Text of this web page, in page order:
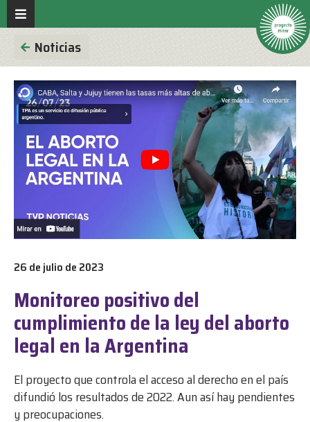
Noticias
26 de julio de 2023
Monitoreo positivo del
cumplimiento de la ley del aborto
legal en la Argentina
El proyecto que controla el acceso al derecho en el país
difundió los resultados de 2022. Aun así hay pendientes
y preocupaciones.